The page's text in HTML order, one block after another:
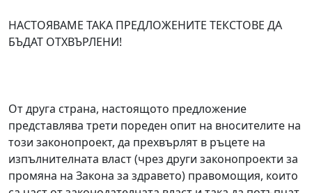
НАСТОЯВАМЕ ТАКА ПРЕДЛОЖЕНИТЕ ТЕКСТОВЕ ДА
БЪДАТ ОТХВЪРЛЕНИ!
От друга страна, настоящото предложение
представлява трети пореден опит на вносителите на
този законопроект, да прехвърлят в ръцете на
изпълнителната власт (чрез други законопроекти за
промяна на Закона за здравето) правомощия, които